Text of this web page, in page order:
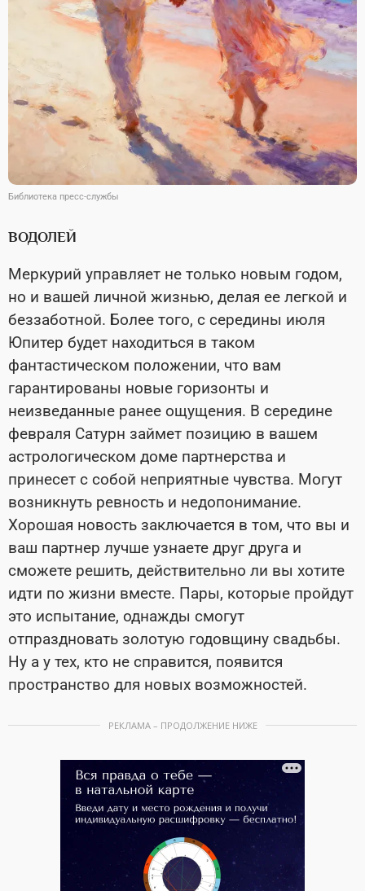
Библиотека пресс-службы
ВОДОЛЕЙ
Меркурий управляет не только новым годом,
но и вашей личной жизнью, делая ее легкой и
беззаботной. Более того, с середины июля
Юпитер будет находиться в таком
фантастическом положении, что вам
гарантированы новые горизонты и
неизведанные ранее ощущения. В середине
февраля Сатурн займет позицию в вашем
астрологическом доме партнерства и
принесет с собой неприятные чувства. Могут
возникнуть ревность и недопонимание.
Хорошая новость заключается в том, что вы и
ваш партнер лучше узнаете друг друга и
сможете решить, действительно ли вы хотите
идти по жизни вместе. Пары, которые пройдут
это испытание, однажды смогут
отпраздновать золотую годовщину свадьбы.
Ну а у тех, кто не справится, появится
пространство для новых возможностей.
РЕКЛАМА – ПРОДОЛЖЕНИЕ НИЖЕ